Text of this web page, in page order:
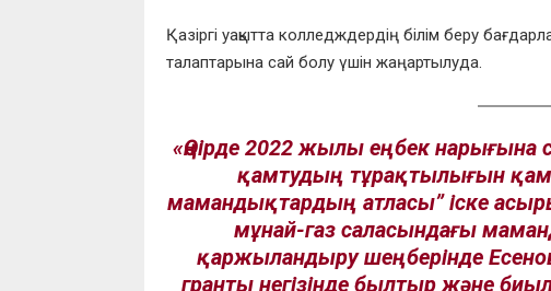
Қазіргі уақытта колледждердің білім беру
талаптарына сай болу үшін жаңартылуда.
«Өңірде 2022 жылы еңбек
қамтудың тұрақтылығын
мамандықтардың атласы” іске
мұнай-газ саласындағы
қаржыландыру шеңберінде
гранты негізінде былтыр және